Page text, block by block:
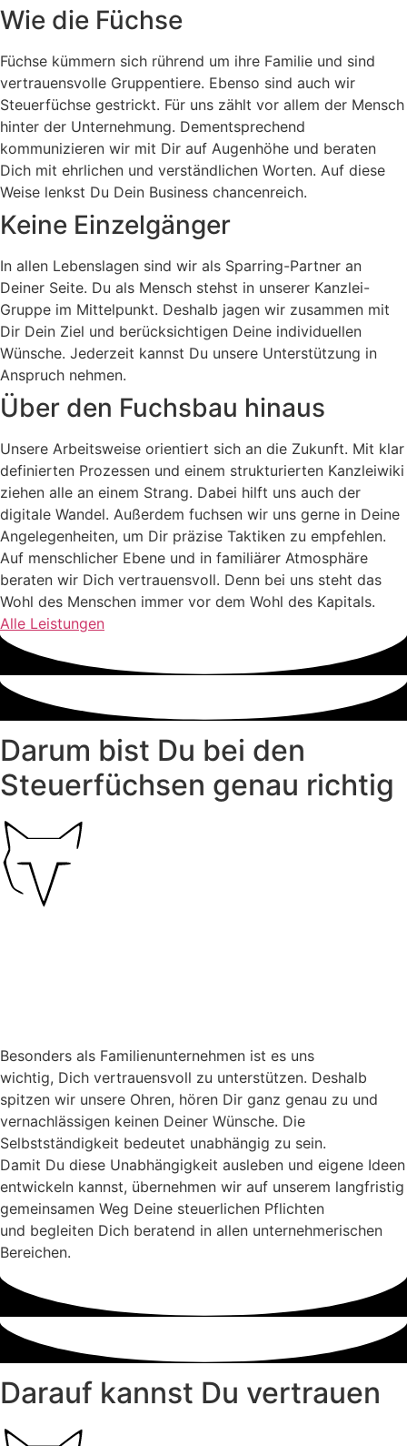
Wie die Füchse
Füchse kümmern sich rührend um ihre Familie und sind
vertrauensvolle Gruppentiere. Ebenso sind auch wir
Steuerfüchse gestrickt. Für uns zählt vor allem der Mensch
hinter der Unternehmung. Dementsprechend
kommunizieren wir mit Dir auf Augenhöhe und beraten
Dich mit ehrlichen und verständlichen Worten. Auf diese
Weise lenkst Du Dein Business chancenreich.
Keine Einzelgänger
In allen Lebenslagen sind wir als Sparring-Partner an
Deiner Seite. Du als Mensch stehst in unserer Kanzlei-
Gruppe im Mittelpunkt. Deshalb jagen wir zusammen mit
Dir Dein Ziel und berücksichtigen Deine individuellen
Wünsche. Jederzeit kannst Du unsere Unterstützung in
Anspruch nehmen.
Über den Fuchsbau hinaus
Unsere Arbeitsweise orientiert sich an die Zukunft. Mit klar
definierten Prozessen und einem strukturierten Kanzleiwiki
ziehen alle an einem Strang. Dabei hilft uns auch der
digitale Wandel. Außerdem fuchsen wir uns gerne in Deine
Angelegenheiten, um Dir präzise Taktiken zu empfehlen.
Auf menschlicher Ebene und in familiärer Atmosphäre
beraten wir Dich vertrauensvoll. Denn bei uns steht das
Wohl des Menschen immer vor dem Wohl des Kapitals.
Alle Leistungen
Darum bist Du bei den
Steuerfüchsen genau richtig
Besonders als Familienunternehmen ist es uns
wichtig, Dich vertrauensvoll zu unterstützen. Deshalb
spitzen wir unsere Ohren, hören Dir ganz genau zu und
vernachlässigen keinen Deiner Wünsche. Die
Selbstständigkeit bedeutet unabhängig zu sein.
Damit Du diese Unabhängigkeit ausleben und eigene Ideen
entwickeln kannst, übernehmen wir auf unserem langfristig
gemeinsamen Weg Deine steuerlichen Pflichten
und begleiten Dich beratend in allen unternehmerischen
Bereichen.
Darauf kannst Du vertrauen